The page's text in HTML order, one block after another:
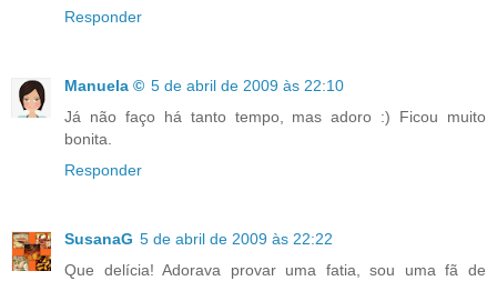
Responder
Manuela © 5 de abril de 2009 às 22:10
Já não faço há tanto tempo, mas adoro :) Ficou muito
bonita.
Responder
SusanaG 5 de abril de 2009 às 22:22
Que delícia! Adorava provar uma fatia, sou uma fã de